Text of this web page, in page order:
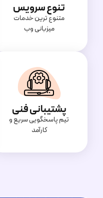
تنوع سرویس
متنوع ترین خدمات
میزبانی وب
پشتیبانی فنی
تیم پاسخگویی سریع و
کارآمد